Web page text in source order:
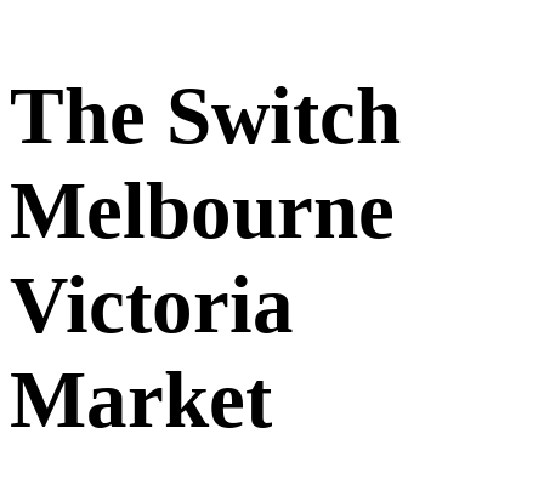
The Switch
Melbourne
Victoria
Market